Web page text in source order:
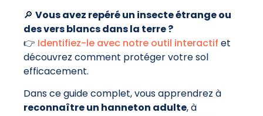
🔎 Vous avez repéré un insecte étrange ou
des vers blancs dans la terre ?
👉 Identifiez-le avec notre outil interactif et
découvrez comment protéger votre sol
efficacement.
Dans ce guide complet, vous apprendrez à
reconnaître un hanneton adulte, à